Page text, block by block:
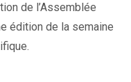
de l’Assemblée
édition de la semaine